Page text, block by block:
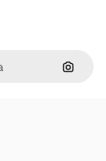
Cerca